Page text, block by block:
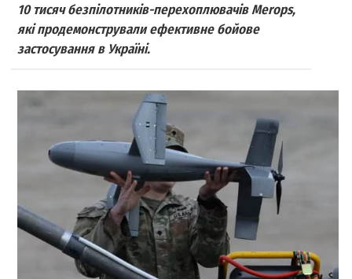
10 тисяч безпілотників-перехоплювачів Merops,
які продемонстрували ефективне бойове
застосування в Україні.